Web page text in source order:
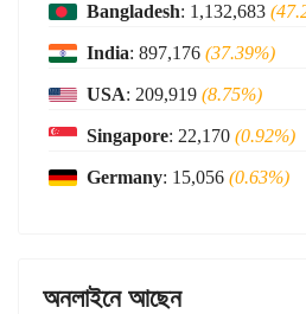
Bangladesh: 1,132,683
India: 897,176 (37.39%)
USA: 209,919 (8.75%)
Singapore: 22,170 (0.92%)
Germany: 15,056 (0.63%)
অনলাইনে আছেন